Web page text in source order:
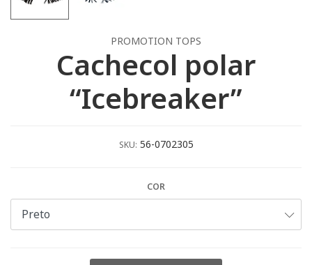
PROMOTION TOPS
Cachecol polar
“Icebreaker”
SKU: 56-0702305
COR